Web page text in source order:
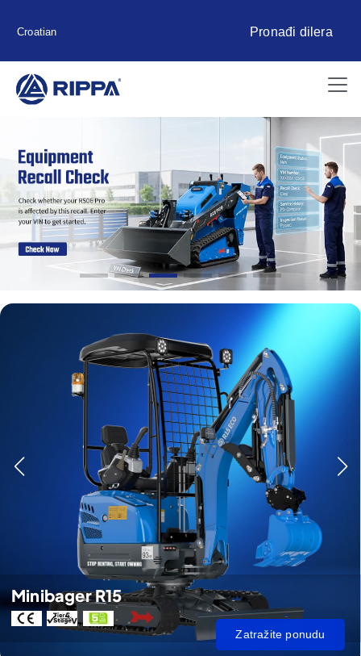
Croatian Pronađi dilera
Minibager R15
Zatražite ponudu